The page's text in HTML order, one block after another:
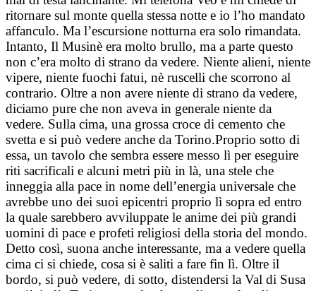
ritornare sul monte quella stessa notte e io l’ho mandato
affanculo. Ma l’escursione notturna era solo rimandata.
Intanto, Il Musinè era molto brullo, ma a parte questo
non c’era molto di strano da vedere. Niente alieni, niente
vipere, niente fuochi fatui, nè ruscelli che scorrono al
contrario. Oltre a non avere niente di strano da vedere,
diciamo pure che non aveva in generale niente da
vedere. Sulla cima, una grossa croce di cemento che
svetta e si può vedere anche da Torino.Proprio sotto di
essa, un tavolo che sembra essere messo lì per eseguire
riti sacrificali e alcuni metri più in là, una stele che
inneggia alla pace in nome dell’energia universale che
avrebbe uno dei suoi epicentri proprio lì sopra ed entro
la quale sarebbero avviluppate le anime dei più grandi
uomini di pace e profeti religiosi della storia del mondo.
Detto così, suona anche interessante, ma a vedere quella
cima ci si chiede, cosa si è saliti a fare fin lì. Oltre il
bordo, si può vedere, di sotto, distendersi la Val di Susa